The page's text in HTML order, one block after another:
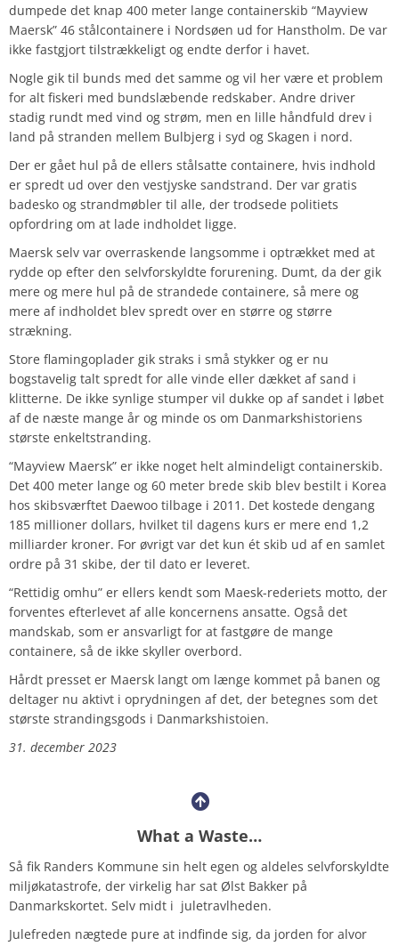
dumpede det knap 400 meter lange containerskib “Mayview
Maersk” 46 stålcontainere i Nordsøen ud for Hanstholm. De var
ikke fastgjort tilstrækkeligt og endte derfor i havet.
Nogle gik til bunds med det samme og vil her være et problem
for alt fiskeri med bundslæbende redskaber. Andre driver
stadig rundt med vind og strøm, men en lille håndfuld drev i
land på stranden mellem Bulbjerg i syd og Skagen i nord.
Der er gået hul på de ellers stålsatte containere, hvis indhold
er spredt ud over den vestjyske sandstrand. Der var gratis
badesko og strandmøbler til alle, der trodsede politiets
opfordring om at lade indholdet ligge.
Maersk selv var overraskende langsomme i optrækket med at
rydde op efter den selvforskyldte forurening. Dumt, da der gik
mere og mere hul på de strandede containere, så mere og
mere af indholdet blev spredt over en større og større
strækning.
Store flamingoplader gik straks i små stykker og er nu
bogstavelig talt spredt for alle vinde eller dækket af sand i
klitterne. De ikke synlige stumper vil dukke op af sandet i løbet
af de næste mange år og minde os om Danmarkshistoriens
største enkeltstranding.
“Mayview Maersk” er ikke noget helt almindeligt containerskib.
Det 400 meter lange og 60 meter brede skib blev bestilt i Korea
hos skibsværftet Daewoo tilbage i 2011. Det kostede dengang
185 millioner dollars, hvilket til dagens kurs er mere end 1,2
milliarder kroner. For øvrigt var det kun ét skib ud af en samlet
ordre på 31 skibe, der til dato er leveret.
“Rettidig omhu” er ellers kendt som Maesk-rederiets motto, der
forventes efterlevet af alle koncernens ansatte. Også det
mandskab, som er ansvarligt for at fastgøre de mange
containere, så de ikke skyller overbord.
Hårdt presset er Maersk langt om længe kommet på banen og
deltager nu aktivt i oprydningen af det, der betegnes som det
største strandingsgods i Danmarkshistoien.
31. december 2023
What a Waste…
Så fik Randers Kommune sin helt egen og aldeles selvforskyldte
miljøkatastrofe, der virkelig har sat Ølst Bakker på
Danmarkskortet. Selv midt i juletravlheden.
Julefreden nægtede pure at indfinde sig, da jorden for alvor